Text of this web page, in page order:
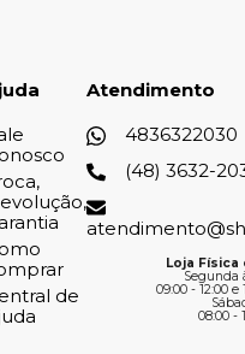
de
Atendimento
4836322030
(48) 3632-
Loja Física
Segunda
09:00 - 12:00 e
08:00 -